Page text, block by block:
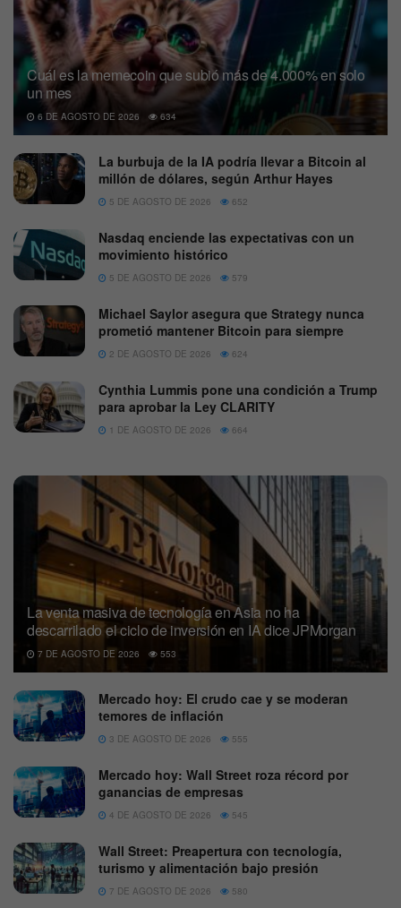
Cuál es la memecoin que subió más de 4.000% en solo
un mes
6 DE AGOSTO DE 2026 634
La burbuja de la IA podría llevar a Bitcoin al
millón de dólares, según Arthur Hayes
5 DE AGOSTO DE 2026 652
Nasdaq enciende las expectativas con un
movimiento histórico
5 DE AGOSTO DE 2026 579
Michael Saylor asegura que Strategy nunca
prometió mantener Bitcoin para siempre
2 DE AGOSTO DE 2026 624
Cynthia Lummis pone una condición a Trump
para aprobar la Ley CLARITY
1 DE AGOSTO DE 2026 664
La venta masiva de tecnología en Asia no ha
descarrilado el ciclo de inversión en IA dice JPMorgan
7 DE AGOSTO DE 2026 553
Mercado hoy: El crudo cae y se moderan
temores de inflación
3 DE AGOSTO DE 2026 555
Mercado hoy: Wall Street roza récord por
ganancias de empresas
4 DE AGOSTO DE 2026 545
Wall Street: Preapertura con tecnología,
turismo y alimentación bajo presión
7 DE AGOSTO DE 2026 580